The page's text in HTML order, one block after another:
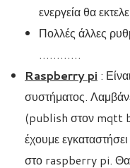
ενεργεία θα
Πολλές άλλες
…………
Raspberry pi :
συστήματος.
(publish στον mqtt
έχουμε
στο raspberry pi. Θα